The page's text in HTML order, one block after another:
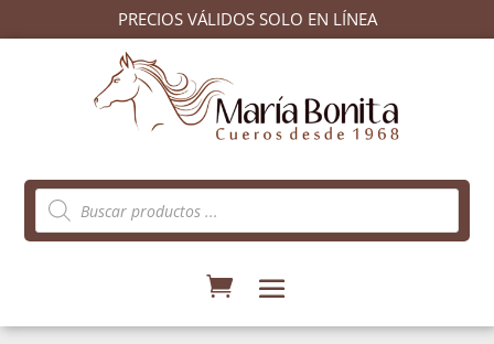
PRECIOS VÁLIDOS SOLO EN LÍNEA
Búsqueda
de
productos